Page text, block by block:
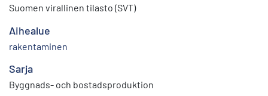
Suomen virallinen tilasto (SVT)
Aihealue
rakentaminen
Sarja
Byggnads- och bostadsproduktion